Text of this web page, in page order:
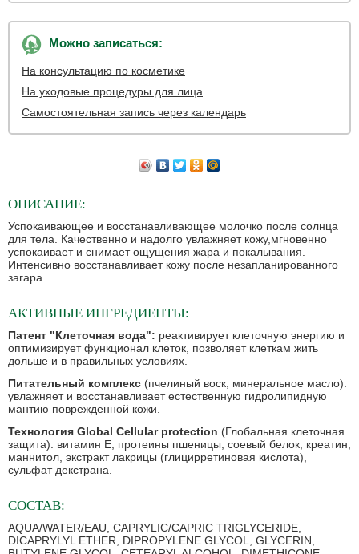
Можно записаться:
На консультацию по косметике
На уходовые процедуры для лица
Самостоятельная запись через календарь
ОПИСАНИЕ:
Успокаивающее и восстанавливающее молочко после солнца
для тела. Качественно и надолго увлажняет кожу,мгновенно
успокаивает и снимает ощущения жара и покалывания.
Интенсивно восстанавливает кожу после незапланированного
загара.
АКТИВНЫЕ ИНГРЕДИЕНТЫ:
Патент "Клеточная вода": реактивирует клеточную энергию и
оптимизирует функционал клеток, позволяет клеткам жить
дольше и в правильных условиях.
Питательный комплекс (пчелиный воск, минеральное масло):
увлажняет и восстанавливает естественную гидролипидную
мантию поврежденной кожи.
Технология Global Cellular protection (Глобальная клеточная
защита): витамин Е, протеины пшеницы, соевый белок, креатин,
маннитол, экстракт лакрицы (глицирретиновая кислота),
сульфат декстрана.
СОСТАВ:
AQUA/WATER/EAU, CAPRYLIC/CAPRIC TRIGLYCERIDE,
DICAPRYLYL ETHER, DIPROPYLENE GLYCOL, GLYCERIN,